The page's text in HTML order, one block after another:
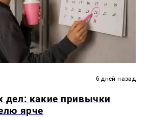
6 дней назад
какие привычки
ярче